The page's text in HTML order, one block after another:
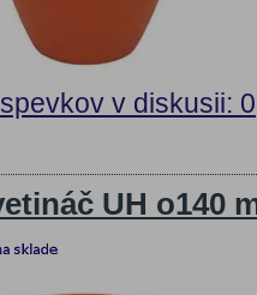
v diskusii: 0
UH o140